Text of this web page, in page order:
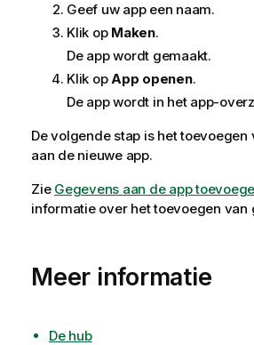
Geef uw app een naam.
Klik op Maken.
De app wordt gemaakt.
Klik opApp openen.
De app wordt in het app-
De volgende stap is het toevoegen
aan de nieuwe app.
Zie Gegevens aan de app
informatie over het toevoegen van
Meer informatie
De hub